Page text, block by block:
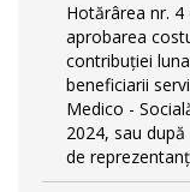
Hotărârea nr. 4
aprobarea
contribuției
beneficiarii
Medico -
2024, sau
de